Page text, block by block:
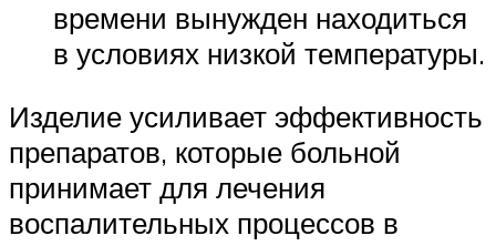
времени вынужден находиться
в условиях низкой температуры.
Изделие усиливает эффективность
препаратов, которые больной
принимает для лечения
воспалительных процессов в